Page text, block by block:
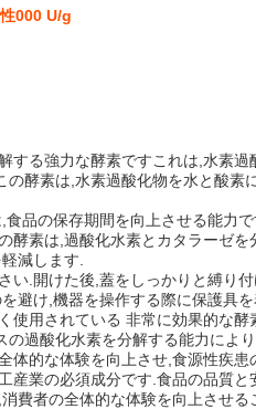
000 U/g
する強力な酵素ですこれは,水素
酵素は,水素過酸化物を水と酸素
品の保存期間を向上させる能力
酵素は,過酸化水素とカタラーゼ
減します.
い.開けた後,蓋をしっかりと縛り
避け,機器を操作する際に保護具
使用されている 非常に効果的な
過酸化水素を分解する能力によ
体的な体験を向上させ,食源性疾患
産業の必須成分です.食品の品質
費者の全体的な体験を向上させる